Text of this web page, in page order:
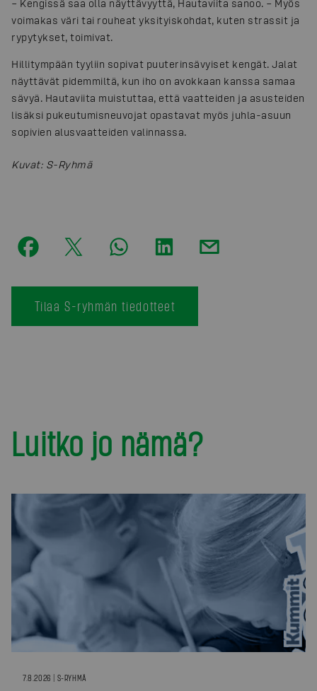
– Kengissä saa olla näyttävyyttä, Hautaviita sanoo. – Myös
voimakas väri tai rouheat yksityiskohdat, kuten strassit ja
rypytykset, toimivat.
Hillitympään tyyliin sopivat puuterinsävyiset kengät. Jalat
näyttävät pidemmiltä, kun iho on avokkaan kanssa samaa
sävyä. Hautaviita muistuttaa, että vaatteiden ja asusteiden
lisäksi pukeutumisneuvojat opastavat myös juhla-asuun
sopivien alusvaatteiden valinnassa.
Kuvat: S-Ryhmä
Tilaa S-ryhmän tiedotteet
Luitko jo nämä?
7.8.2026 | S-RYHMÄ